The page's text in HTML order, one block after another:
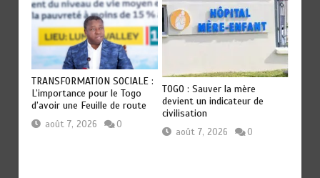
TRANSFORMATION SOCIALE :
L’importance pour le Togo
d’avoir une Feuille de route
août 7, 2026 0
TOGO : Sauver la mère
devient un indicateur de
civilisation
août 7, 2026 0